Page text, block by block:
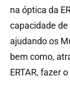
na óptica da
capacidade
ajudando os
bem como,
ERTAR, fazer